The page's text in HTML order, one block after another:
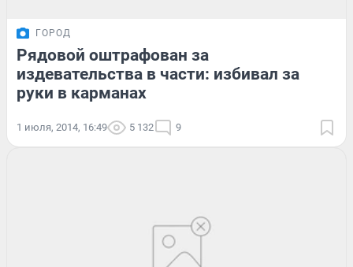
ГОРОД
Рядовой оштрафован за
издевательства в части: избивал за
руки в карманах
1 июля, 2014, 16:49 5 132 9